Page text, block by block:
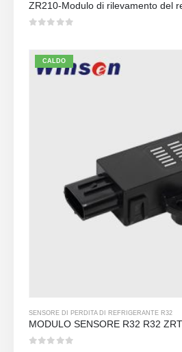
ZR210-Modulo di rilevamento del
CALDO
SENSORE DI PERDITA DI REFRIGERANTE R32